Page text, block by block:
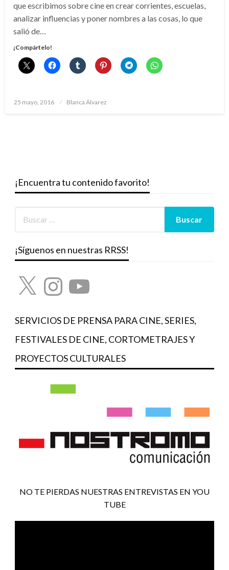
que escribimos sobre cine en crear corrientes, escuelas,
analizar influencias y poner nombres a las cosas, lo que
salió de…
¡Compártelo!
Publicado
25 mayo, 2016 Blanca Álvarez
¡Encuentra tu contenido favorito!
¡Síguenos en nuestras RRSS!
X InstagramYouTube
SERVICIOS DE PRENSA PARA CINE, SERIES,
FESTIVALES DE CINE, CORTOMETRAJES Y
PROYECTOS CULTURALES
NO TE PIERDAS NUESTRAS ENTREVISTAS EN YOU
TUBE